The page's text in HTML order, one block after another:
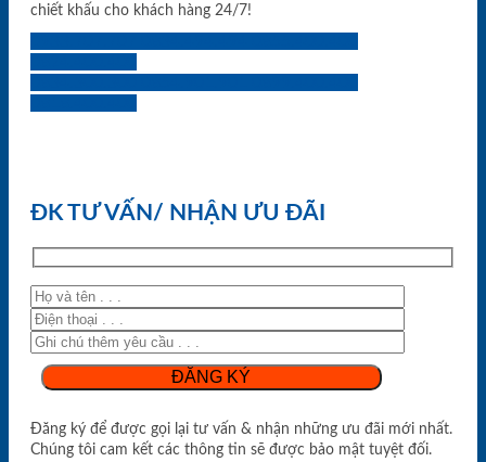
chiết khấu cho khách hàng 24/7!
ĐK TƯ VẤN/ NHẬN ƯU ĐÃI
Đăng ký để được gọi lại tư vấn & nhận những ưu đãi mới nhất.
Chúng tôi cam kết các thông tin sẽ được bảo mật tuyệt đối.